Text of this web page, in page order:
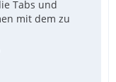
Tabs und
mit dem zu